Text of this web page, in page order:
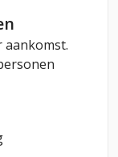
aankomst.